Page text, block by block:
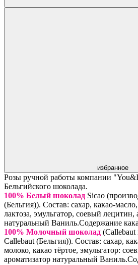
избранное
Розы ручной работы компании
Бельгийского шоколада.
100% Белый шоколад Sicao
(Бельгия)). Состав: сахар, какао-
лактоза, эмульгатор, соевый лецитин,
натуральный Ваниль.Содержание
100% Молочный шоколад (Callebaut
Callebaut (Бельгия)). Состав: сахар,
молоко, какао тёртое, эмульгатор:
ароматизатор натуральный